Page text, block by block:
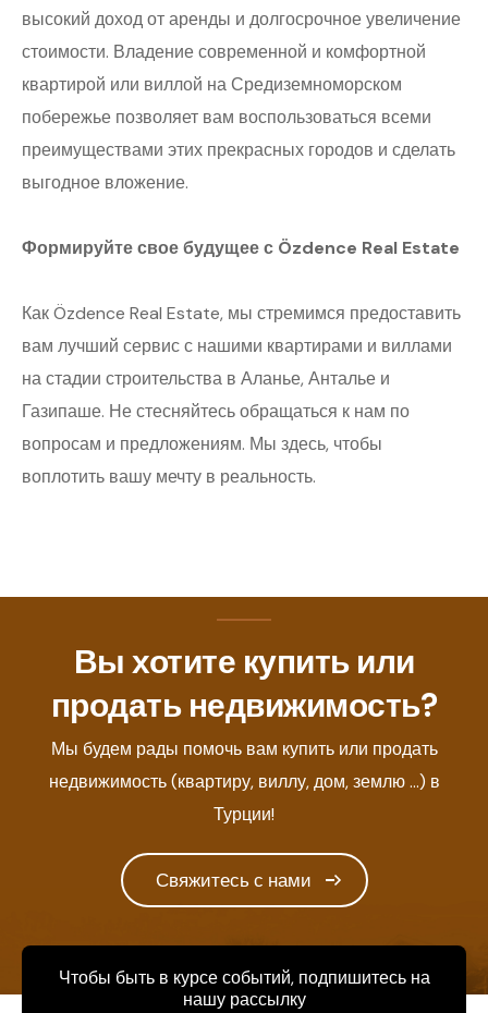
высокий доход от аренды и долгосрочное увеличение
стоимости. Владение современной и комфортной
квартирой или виллой на Средиземноморском
побережье позволяет вам воспользоваться всеми
преимуществами этих прекрасных городов и сделать
выгодное вложение.
Формируйте свое будущее с Özdence Real Estate
Как Özdence Real Estate, мы стремимся предоставить
вам лучший сервис с нашими квартирами и виллами
на стадии строительства в Аланье, Анталье и
Газипаше. Не стесняйтесь обращаться к нам по
вопросам и предложениям. Мы здесь, чтобы
воплотить вашу мечту в реальность.
Вы хотите купить или
продать недвижимость?
Мы будем рады помочь вам купить или продать
недвижимость (квартиру, виллу, дом, землю ...) в
Турции!
Свяжитесь с нами
Чтобы быть в курсе событий, подпишитесь на
нашу рассылку